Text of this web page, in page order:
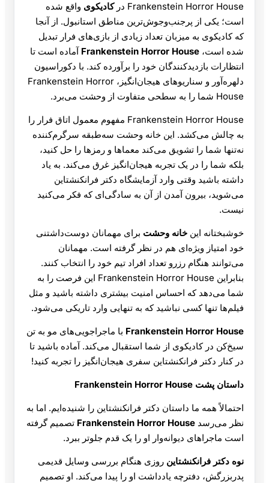
Frankenstein Horror House در کادیکوی واقع شده
است؛ یکی از پرجنب‌وجوش‌ترین مناطق استانبول. از آنجا
که کادیکوی به میزبان تعداد زیادی از بازی‌های فرار تبدیل
شده است، Frankenstein Horror House آماده است تا
انتظارات بازدیدکنندگان خود را برآورده کند. با دکوراسیون
دلهره‌آور و سناریوهای هیجان‌انگیز، Frankenstein Horror
House شما را به سطحی متفاوت از وحشت می‌برد.
Frankenstein Horror House مفهوم معمول اتاق فرار را
به چالش می‌کشد. این خانه وحشت سه‌طبقه سرگرم‌کننده
نه‌تنها شما را تشویق می‌کند معماها و رمزها را حل کنید،
بلکه شما را در یک تجربه هیجان‌انگیز غرق می‌کند. به یاد
داشته باشید وقتی وارد آزمایشگاه دکتر فرانکنشتاین
می‌شوید، بیرون آمدن از آن به سادگی‌ای که فکر می‌کنید
نیست.
خوشبختانه این خانه وحشت برای مهمانان دوست‌داشتنی
خود امتیاز ویژه‌ای هم در نظر گرفته است. مهمانان
می‌توانند هنگام رزرو تعداد افراد تیم خود را انتخاب کنند.
بنابراین Frankenstein Horror House این فرصت را به
شما می‌دهد که احساس امنیت بیشتری داشته باشید و مثل
فیلم‌ها تنها کسی نباشید که به تنهایی وارد تاریکی می‌شود.
Frankenstein Horror House با ماجراجویی‌های مو به تن
سیخ‌کن در کادیکوی از شما استقبال می‌کند. آماده باشید تا
در کنار دکتر فرانکنشتاین سفری هیجان‌انگیز را تجربه کنید!
داستان پشت Frankenstein Horror House
احتمالاً همه ما داستان دکتر فرانکنشتاین را شنیده‌ایم. اما به
نظر می‌رسد Frankenstein Horror House تصمیم گرفته
است ماجراهای دیوانه‌وار او را یک قدم جلوتر ببرد.
نوه دکتر فرانکنشتاین روزی هنگام بررسی وسایل قدیمی
پدربزرگش، دفترچه یادداشت او را پیدا می‌کند. او تصمیم